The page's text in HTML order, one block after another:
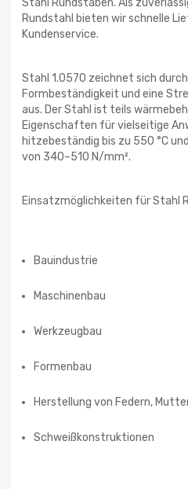
Stahl Rundstäben. Als
Rundstahl bieten wir schnelle
Kundenservice.
Stahl 1.0570 zeichnet sich
Formbeständigkeit und eine
aus. Der Stahl ist teils
Eigenschaften für vielseitige
hitzebeständig bis zu 550 °C
von 340–510 N/mm².
Einsatzmöglichkeiten für Stahl
Bauindustrie
Maschinenbau
Werkzeugbau
Formenbau
Herstellung von Federn,
Schweißkonstruktionen